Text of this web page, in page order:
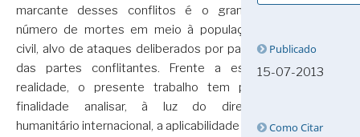
marcante desses conflitos é o grande
número de mortes em meio à população
civil, alvo de ataques deliberados por parte
das partes conflitantes. Frente a essa
realidade, o presente trabalho tem por
finalidade analisar, à luz do direito
humanitário internacional, a aplicabilidade do
Publicado
15-07-2013
Como Citar